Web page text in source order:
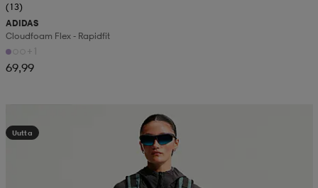
(13)
ADIDAS
Cloudfoam Flex - Rapidfit
+1
69,99
Uutta